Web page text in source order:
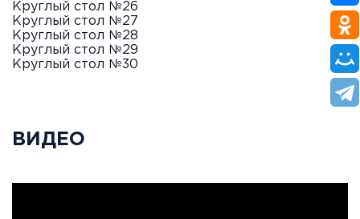
Круглый стол №26
Круглый стол №27
Круглый стол №28
Круглый стол №29
Круглый стол №30
ВИДЕО